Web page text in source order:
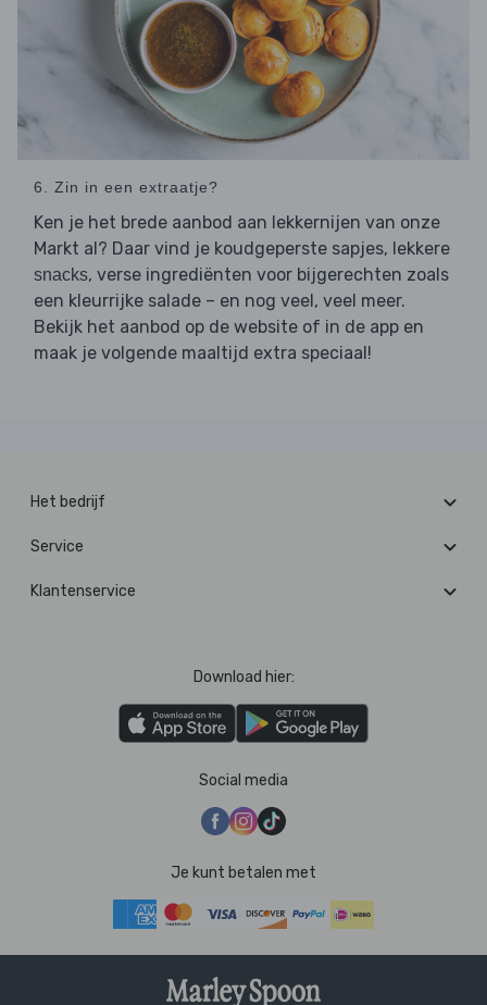
6. Zin in een extraatje?
Ken je het brede aanbod aan lekkernijen van onze
Markt al? Daar vind je koudgeperste sapjes, lekkere
snacks, verse ingrediënten voor bijgerechten zoals
een kleurrijke salade – en nog veel, veel meer.
Bekijk het aanbod op de website of in de app en
maak je volgende maaltijd extra speciaal!
Het bedrijf
Service
Klantenservice
Download hier:
Social media
Je kunt betalen met